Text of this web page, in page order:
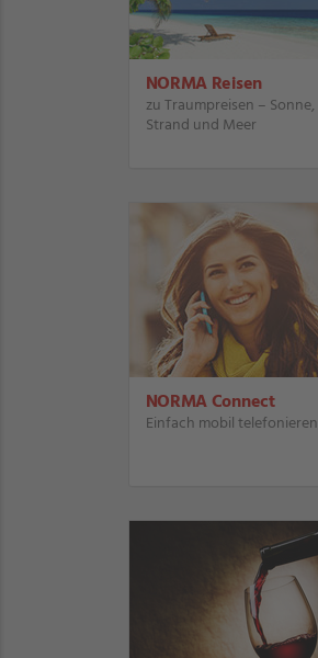
NORMA Reisen
zu Traumpreisen – Sonne,
Strand und Meer
NORMA Connect
Einfach mobil telefonieren